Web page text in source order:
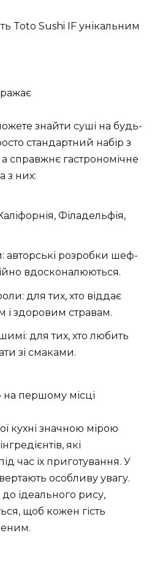
Toto Sushi IF унікальним
знайти суші на будь-
стандартний набір з
а справжнє гастрономічне
з них:
Філадельфія,
авторські розробки шеф-
вдосконалюються.
для тих, хто віддає
і здоровим стравам.
для тих, хто любить
зі смаками.
на першому місці
кухні значною мірою
які
час їх приготування. У
особливу увагу.
до ідеального рису,
щоб кожен гість